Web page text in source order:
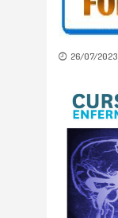
26/07/2023